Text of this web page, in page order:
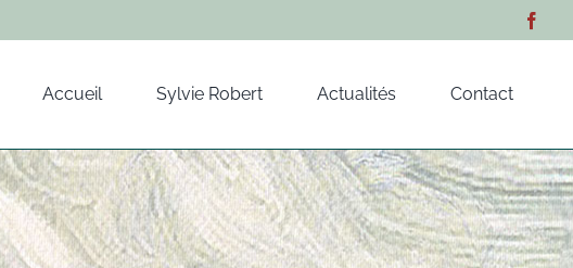
Accueil Sylvie Robert Actualités Contact